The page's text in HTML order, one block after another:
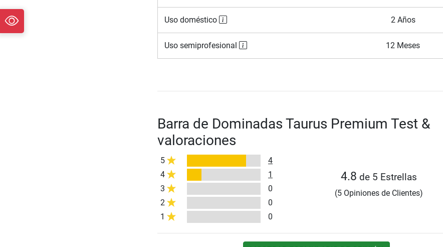
Uso doméstico 2 Años
Uso semiprofesional 12 Meses
Barra de Dominadas Taurus Premium Test &
valoraciones
5
4
4
1
3
0
2
0
1
0
4.8 de 5 Estrellas
(5 Opiniones de Clientes)